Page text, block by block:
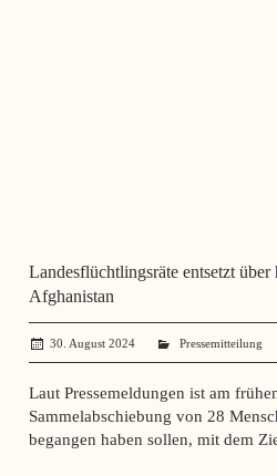
Landesflüchtlingsräte entsetzt
Afghanistan
30. August 2024 administrator
Pressemitteilung
Laut Pressemeldungen ist am
Sammelabschiebung von 28
begangen haben sollen, mit dem